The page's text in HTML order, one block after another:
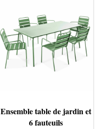
Ensemble table de jardin et
6 fauteuils